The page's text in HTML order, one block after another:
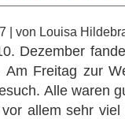
| von Louisa
Dezember
Am Freitag zur
Alle waren
allem sehr